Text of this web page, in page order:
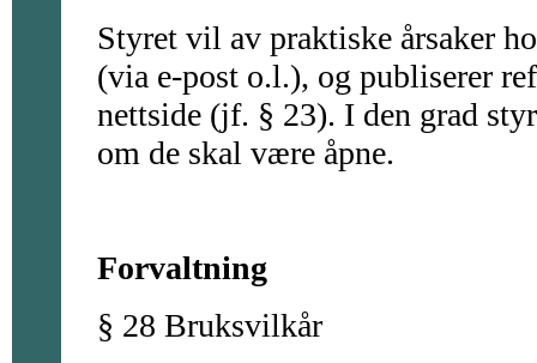
Styret vil av praktiske årsaker
(via e-post o.l.), og publiserer
nettside (jf. § 23). I den grad
om de skal være åpne.
Forvaltning
§ 28 Bruksvilkår